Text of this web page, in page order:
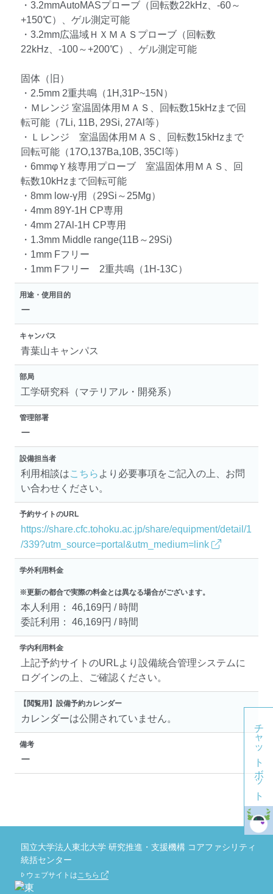
・3.2mmAutoMASプローブ（回転数22kHz、-60～
+150℃）、ゲル測定可能
・3.2mm広温域ＨＸＭＡＳプローブ（回転数
22kHz、-100～+200℃）、ゲル測定可能
固体（旧）
・2.5mm 2重共鳴（1H,31P~15N）
・Ｍレンジ 室温固体用ＭＡＳ、回転数15kHzまで回
転可能（7Li, 11B, 29Si, 27Al等）
・Ｌレンジ 室温固体用ＭＡＳ、回転数15kHzまで
回転可能（17O,137Ba,10B, 35Cl等）
・6mmφＹ核専用プローブ 室温固体用ＭＡＳ、回
転数10kHzまで回転可能
・8mm low-γ用（29Si～25Mg）
・4mm 89Y-1H CP専用
・4mm 27Al-1H CP専用
・1.3mm Middle range(11B～29Si)
・1mm Fフリー
・1mm Fフリー 2重共鳴（1H-13C）
用途・使用目的
ー
キャンパス
青葉山キャンパス
部局
工学研究科（マテリアル・開発系）
管理部署
ー
設備担当者
利用相談はこちら より必要事項をご記入の上、お問
い合わせください。
予約サイトのURL
https://share.cfc.tohoku.ac.jp/share/equipment/detail/1
/339?utm_source=portal&utm_medium=link
学外利用料金
※更新の都合で実際の料金とは異なる場合がございます。
本人利用： 46,169円 / 時間
委託利用： 46,169円 / 時間
学内利用料金
上記予約サイトのURLより設備統合管理システムに
ログインの上、ご確認ください。
【閲覧用】設備予約カレンダー
カレンダーは公開されていません。
備考
ー チャットボット
国立大学法人東北大学 研究推進・支援機構 コアファシリティ
統括センター
ウェブサイトはこちら